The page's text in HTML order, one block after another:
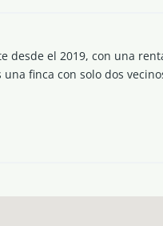
el 2019, con una
finca con solo dos